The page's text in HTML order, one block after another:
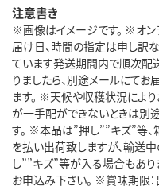
注意書き
※画像はイメージです。 ※オ
届け日、時間の指定は申し訳
ています発送期間内で順次配
りましたら、別途メールにて
ます。 ※天候や収穫状況によ
が一手配ができないときは別
す。 ※本品は”押し””キズ”等
を払い出荷致しますが、輸送
し””キズ”等が入る場合もあり
お申込み下さい。 ※賞味期限